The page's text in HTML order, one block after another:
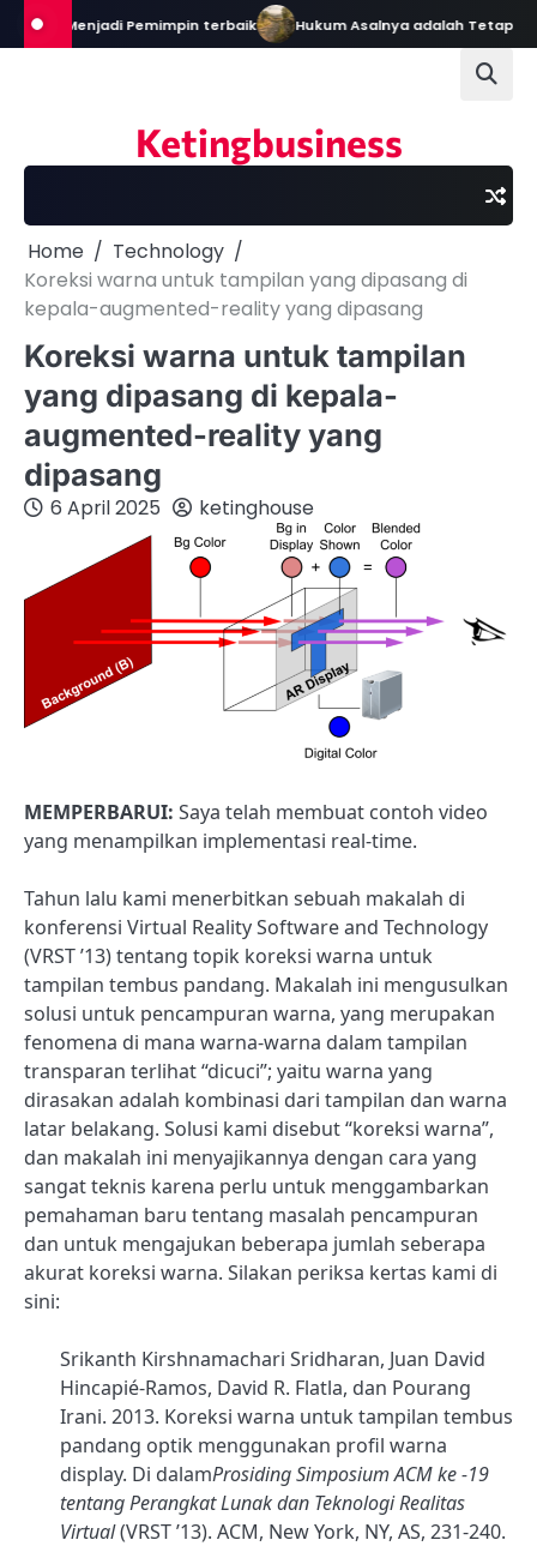
Skip
to
Menjadi Pemimpin terbaik Hukum Asalnya adalah Tetap Dalam
Ketingbusiness
Home
Technology
Koreksi warna untuk tampilan yang dipasang di
kepala-augmented-reality yang dipasang
Koreksi warna untuk tampilan
yang dipasang di kepala-
augmented-reality yang
dipasang
6 April 2025 ketinghouse
MEMPERBARUI: Saya telah membuat contoh video
yang menampilkan implementasi real-time.
Tahun lalu kami menerbitkan sebuah makalah di
konferensi Virtual Reality Software and Technology
(VRST ’13) tentang topik koreksi warna untuk
tampilan tembus pandang. Makalah ini mengusulkan
solusi untuk pencampuran warna, yang merupakan
fenomena di mana warna-warna dalam tampilan
transparan terlihat “dicuci”; yaitu warna yang
dirasakan adalah kombinasi dari tampilan dan warna
latar belakang. Solusi kami disebut “koreksi warna”,
dan makalah ini menyajikannya dengan cara yang
sangat teknis karena perlu untuk menggambarkan
pemahaman baru tentang masalah pencampuran
dan untuk mengajukan beberapa jumlah seberapa
akurat koreksi warna. Silakan periksa kertas kami di
sini:
Srikanth Kirshnamachari Sridharan, Juan David
Hincapié-Ramos, David R. Flatla, dan Pourang
Irani. 2013. Koreksi warna untuk tampilan tembus
pandang optik menggunakan profil warna
display. Di dalamProsiding Simposium ACM ke -19
tentang Perangkat Lunak dan Teknologi Realitas
Virtual(VRST ’13). ACM, New York, NY, AS, 231-240.